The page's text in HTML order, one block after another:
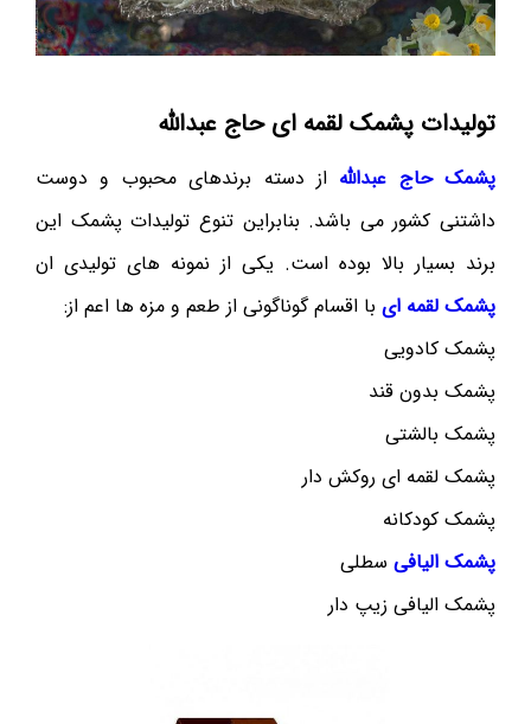
تولیدات پشمک لقمه ای حاج عبدالله
پشمک حاج عبدالله از دسته برندهای محبوب و دوست
داشتنی کشور می باشد. بنابراین تنوع تولیدات پشمک این
برند بسیار بالا بوده است. یکی از نمونه های تولیدی ان
پشمک لقمه ای با اقسام گوناگونی از طعم و مزه ها اعم از:
پشمک کادویی
پشمک بدون قند
پشمک بالشتی
پشمک لقمه ای روکش دار
پشمک کودکانه
پشمک الیافی سطلی
پشمک الیافی زیپ دار